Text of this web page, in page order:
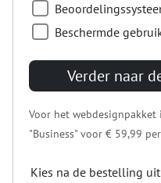
Beschermde
Verder naar
Voor het
"Business" voor € 59,99
Kies na de bestelling